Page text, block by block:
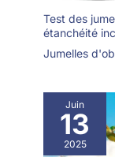
Test des
étanchéité
Jumelles
Juin
13
2025